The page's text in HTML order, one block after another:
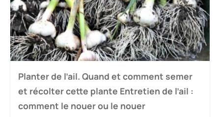
Planter de l’ail. Quand et comment semer
et récolter cette plante Entretien de l’ail :
comment le nouer ou le nouer